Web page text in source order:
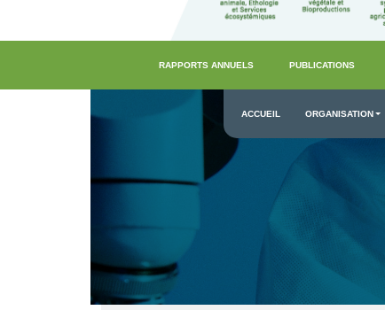
RAPPORTS ANNUELS PUBLICATIONS
ACCUEIL ORGANISATION